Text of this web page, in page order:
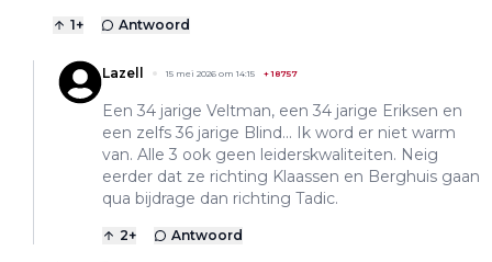
1+ Antwoord
Lazell 15 mei 2026 om 14:15 +18757
Een 34 jarige Veltman, een 34 jarige Eriksen en
een zelfs 36 jarige Blind... Ik word er niet warm
van. Alle 3 ook geen leiderskwaliteiten. Neig
eerder dat ze richting Klaassen en Berghuis gaan
qua bijdrage dan richting Tadic.
2+ Antwoord